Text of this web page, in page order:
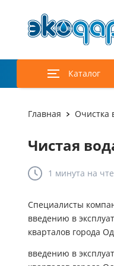
Каталог
Главная Очистка
Чистая
1 минута на
Специалисты
введению в
кварталов города
введению в